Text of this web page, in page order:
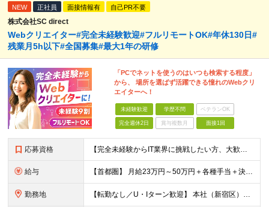
NEW 正社員 面接情報有 自己PR不要
株式会社SC direct
Webクリエイター#完全未経験歓迎#フルリモートOK#年休130日#
残業月5h以下#全国募集#最大1年の研修
「PCでネットを使うのはいつも検索する程度」
から、 場所を選ばず活躍できる憧れのWebクリ
エイターへ！
未経験歓迎 学歴不問 ベテランOK
完全週休2日 賞与複数月 面接1回
応募資格 【完全未経験からIT業界に挑戦したい方、大歓迎！】 ●応募年齢制限：34歳まで（若年層の長期キャリア形成を図るため） ★学歴不問・転職回数不問 ★第二新卒・社会人デビューOK 【こんな方を求めていま
給与 【首都圏】 月給23万円～50万円＋各種手当＋決算賞与 【大阪】 月給22万円～50万円＋各種手当＋決算賞与 【愛知】 月給21.5万円～50万円＋各種手当＋決算賞与 【福岡・宮城】 月給20万
勤務地 【転勤なし／U・Iターン歓迎】 本社（新宿区）、大阪支店、名古屋支店または東京都・神奈川県・千葉県・埼玉県・愛知県・大阪府・福岡県をはじめ、全国のプロジェクト先 ※ご希望を最大限考慮して配属先を決定